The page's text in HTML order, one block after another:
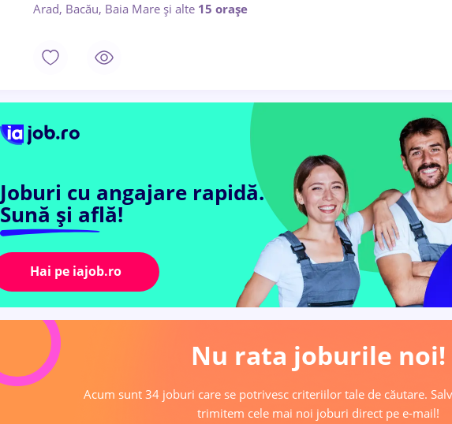
Arad, Bacău, Baia Mare și alte 15 orașe
Joburi cu angajare rapidă.
Sună și află!
Hai pe iajob.ro
Nu rata joburile noi!
Acum sunt 34 joburi care se potrivesc criteriilor tale de căutare.
trimitem cele mai noi joburi direct pe e-mail!